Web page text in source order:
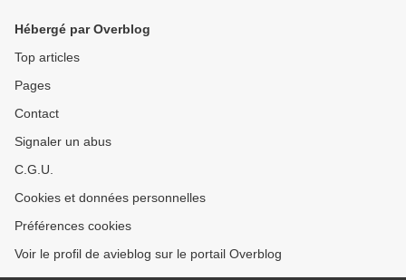
Hébergé par Overblog
Top articles
Pages
Contact
Signaler un abus
C.G.U.
Cookies et données personnelles
Préférences cookies
Voir le profil de avieblog sur le portail Overblog